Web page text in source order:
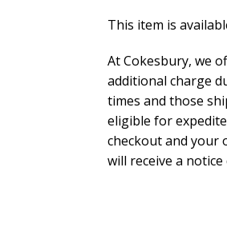
This item is
At Cokesbury, we
additional charge
times and those
eligible for
checkout and your
will receive a